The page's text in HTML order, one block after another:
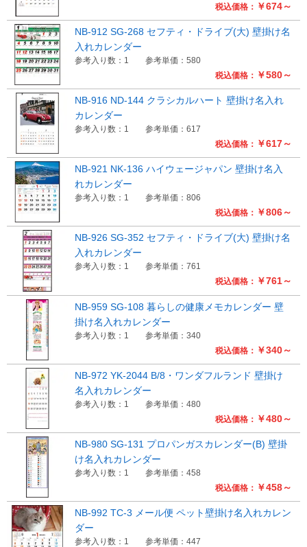
税込価格： ￥674～
税込価格： ￥580～
NB-912 SG-268 セフティ・ドライブ(大) 壁掛け名
入れカレンダー
参考入り数：1 参考単価：580
税込価格： ￥617～
NB-916 ND-144 クラシカルハート 壁掛け名入れ
カレンダー
参考入り数：1 参考単価：617
税込価格： ￥806～
NB-921 NK-136 ハイウェージャパン 壁掛け名入
れカレンダー
参考入り数：1 参考単価：806
税込価格： ￥761～
NB-926 SG-352 セフティ・ドライブ(大) 壁掛け名
入れカレンダー
参考入り数：1 参考単価：761
税込価格： ￥340～
NB-959 SG-108 暮らしの健康メモカレンダー 壁
掛け名入れカレンダー
参考入り数：1 参考単価：340
税込価格： ￥480～
NB-972 YK-2044 B/8・ワンダフルランド 壁掛け
名入れカレンダー
参考入り数：1 参考単価：480
税込価格： ￥458～
NB-980 SG-131 プロパンガスカレンダー(B) 壁掛
け名入れカレンダー
参考入り数：1 参考単価：458
NB-992 TC-3 メール便 ペット壁掛け名入れカレン
ダー
参考入り数：1 参考単価：447